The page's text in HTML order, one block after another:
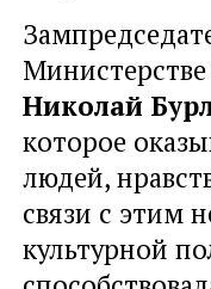
Николай
которое
людей,
связи с этим
культурной